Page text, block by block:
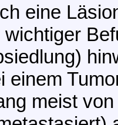
eine
einem
meist